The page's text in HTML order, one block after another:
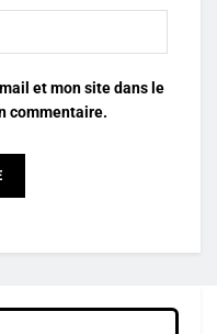
et mon site dans le
commentaire.